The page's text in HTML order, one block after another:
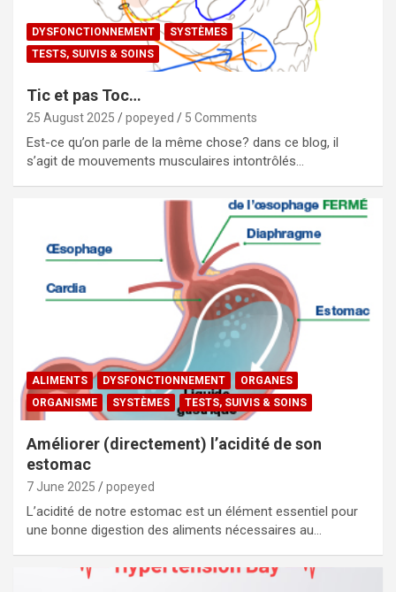
DYSFONCTIONNEMENT
SYSTÈMES
TESTS, SUIVIS & SOINS
Tic et pas Toc…
25 August 2025 popeyed 5 Comments
Est-ce qu’on parle de la même chose? dans ce blog, il
s’agit de mouvements musculaires intontrôlés…
ALIMENTS DYSFONCTIONNEMENT
ORGANES
ORGANISME
SYSTÈMES TESTS, SUIVIS & SOINS
Améliorer (directement) l’acidité de son
estomac
7 June 2025 popeyed
L’acidité de notre estomac est un élément essentiel pour
une bonne digestion des aliments nécessaires au…